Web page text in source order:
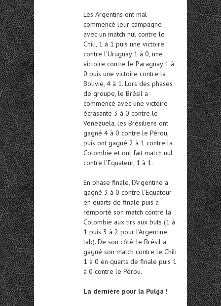
Les Argentins ont mal
commencé leur campagne
avec un match nul contre le
Chili, 1 à 1 puis une victoire
contre l’Uruguay 1 à 0, une
victoire contre le Paraguay 1 à
0 puis une victoire contre la
Bolivie, 4 à 1. Lors des phases
de groupe, le Brésil a
commencé avec une victoire
écrasante 3 à 0 contre le
Venezuela, les Brésiliens ont
gagné 4 à 0 contre le Pérou,
puis ont gagné 2 à 1 contre la
Colombie et ont fait match nul
contre l’Equateur, 1 à 1.
En phase finale, l’Argentine a
gagné 3 à 0 contre l’Equateur
en quarts de finale puis a
remporté son match contre la
Colombie aux tirs aux buts (1 à
1 puis 3 à 2 pour l’Argentine
tab). De son côté, le Brésil a
gagné son match contre le Chili
1 à 0 en quarts de finale puis 1
à 0 contre le Pérou.
La dernière pour la Pulga !